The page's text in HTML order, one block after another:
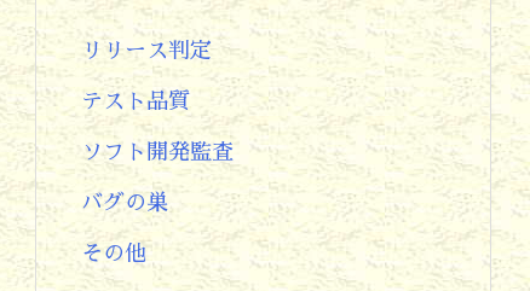
リリース判定
テスト品質
ソフト開発監査
バグの巣
その他